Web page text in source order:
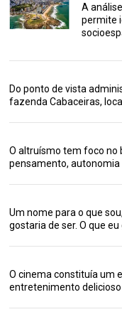
A
permite
Do ponto de vista
fazenda Cabaceiras,
O altruísmo tem foco no
pensamento, autonomia
Um nome para o que
gostaria de ser. O que
O cinema constituía um
entretenimento